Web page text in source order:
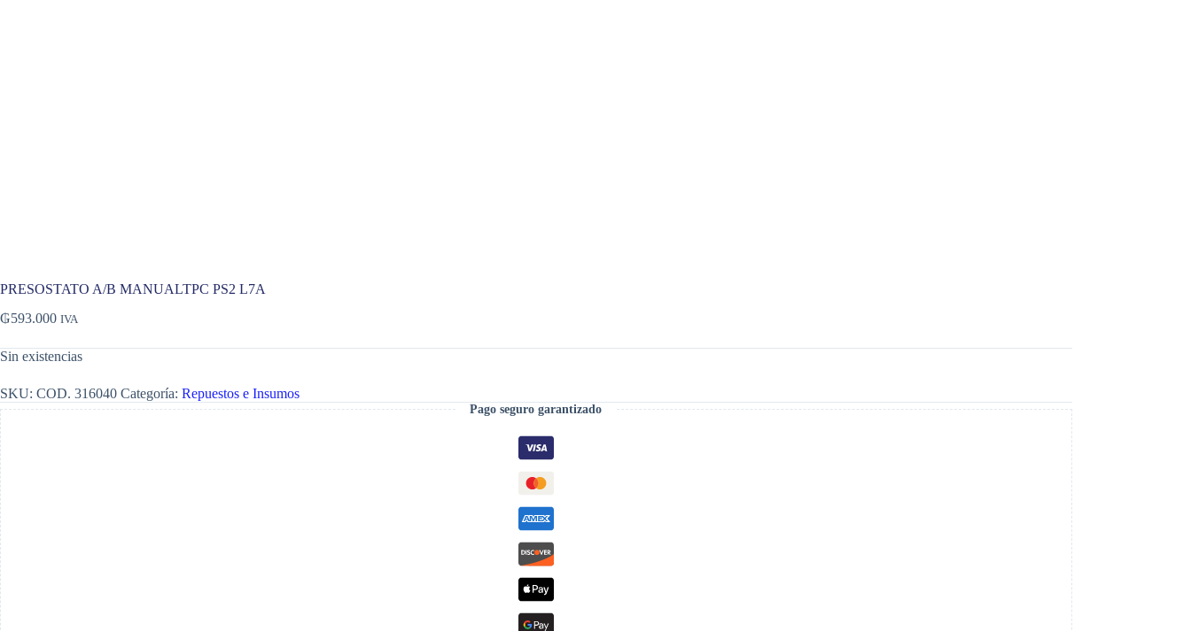
PRESOSTATO A/B MANUALTPC PS2 L7A
₲593.000 IVA
Sin existencias
SKU: COD. 316040 Categoría: Repuestos e Insumos
Pago seguro garantizado